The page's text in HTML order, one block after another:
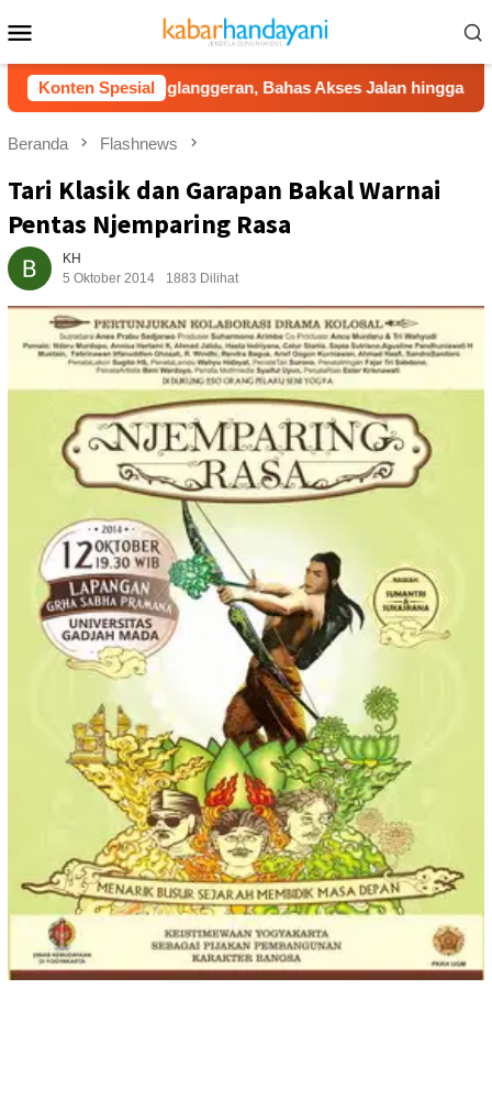
ke
kontenMobile
Konten Spesial
Nglanggeran, Bahas Akses Jalan hingga Potensi
Beranda Flashnews
Tari Klasik dan Garapan Bakal Warnai
Pentas Njemparing Rasa
KH
5 Oktober 2014
1883 Dilihat